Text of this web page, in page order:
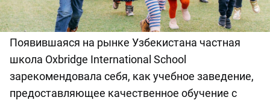
Появившаяся на рынке Узбекистана частная
школа Oxbridge International School
зарекомендовала себя, как учебное заведение,
предоставляющее качественное обучение с